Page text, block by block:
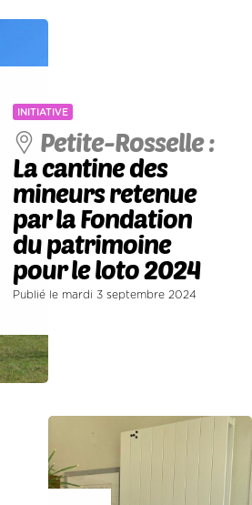
INITIATIVE
Petite-Rosselle :
La cantine des
mineurs retenue
par la Fondation
du patrimoine
pour le loto 2024
Publié le mardi 3 septembre 2024